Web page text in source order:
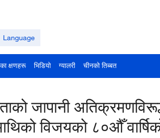
Language
क्षणहरू भिडियो ग्यालरी चीनको तिब्बत
जापानी
विजयको ८०औँ